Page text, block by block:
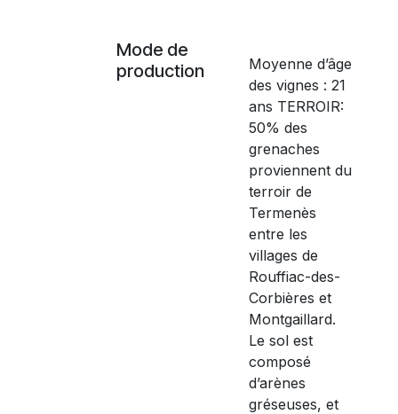
Mode de
production
Moyenne d’âge
des vignes : 21
ans TERROIR:
50% des
grenaches
proviennent du
terroir de
Termenès
entre les
villages de
Rouffiac-des-
Corbières et
Montgaillard.
Le sol est
composé
d’arènes
gréseuses, et